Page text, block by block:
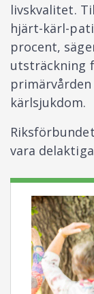
livskvalitet.
hjärt-kärl-
procent,
utsträckning
kärlsjukdom.
vara